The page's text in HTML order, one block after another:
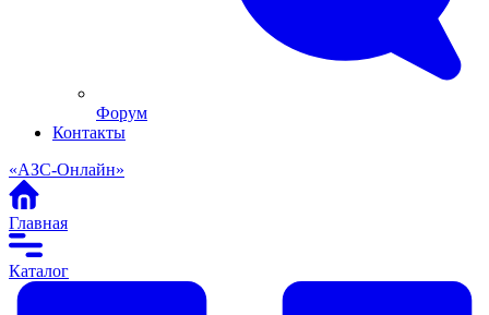
Форум
Контакты
«АЗС-Онлайн»
Главная
Каталог